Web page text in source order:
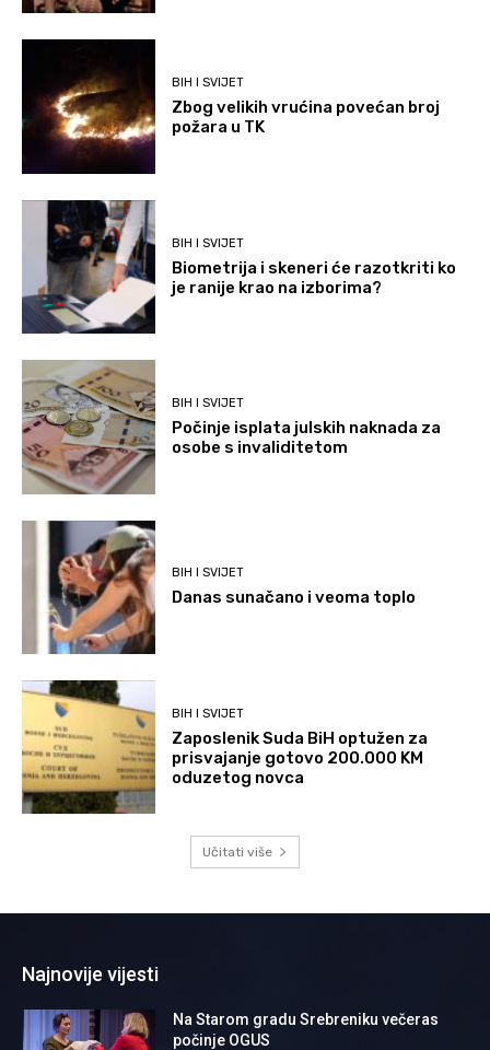
BIH I SVIJET
Zbog velikih vrućina povećan broj
požara u TK
BIH I SVIJET
Biometrija i skeneri će razotkriti ko
je ranije krao na izborima?
BIH I SVIJET
Počinje isplata julskih naknada za
osobe s invaliditetom
BIH I SVIJET
Danas sunačano i veoma toplo
BIH I SVIJET
Zaposlenik Suda BiH optužen za
prisvajanje gotovo 200.000 KM
oduzetog novca
Učitati više
Najnovije vijesti
Na Starom gradu Srebreniku večeras
počinje OGUS